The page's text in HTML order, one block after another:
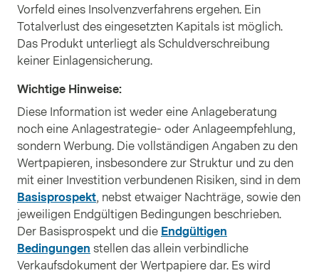
Vorfeld eines Insolvenzverfahrens ergehen. Ein
Totalverlust des eingesetzten Kapitals ist möglich.
Das Produkt unterliegt als Schuldverschreibung
keiner Einlagensicherung.
Wichtige Hinweise:
Diese Information ist weder eine Anlageberatung
noch eine Anlagestrategie- oder Anlageempfehlung,
sondern Werbung. Die vollständigen Angaben zu den
Wertpapieren, insbesondere zur Struktur und zu den
mit einer Investition verbundenen Risiken, sind in dem
Basisprospekt, nebst etwaiger Nachträge, sowie den
jeweiligen Endgültigen Bedingungen beschrieben.
Der Basisprospekt und die Endgültigen
Bedingungen stellen das allein verbindliche
Verkaufsdokument der Wertpapiere dar. Es wird